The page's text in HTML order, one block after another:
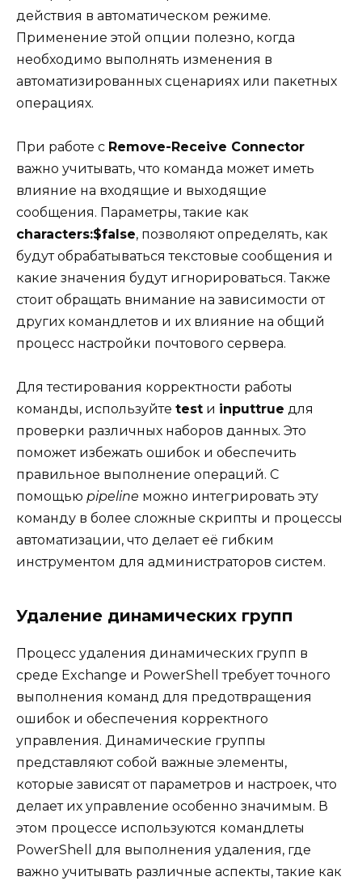
действия в автоматическом режиме.
Применение этой опции полезно, когда
необходимо выполнять изменения в
автоматизированных сценариях или пакетных
операциях.
При работе с Remove-Receive Connector
важно учитывать, что команда может иметь
влияние на входящие и выходящие
сообщения. Параметры, такие как
characters:$false, позволяют определять, как
будут обрабатываться текстовые сообщения и
какие значения будут игнорироваться. Также
стоит обращать внимание на зависимости от
других командлетов и их влияние на общий
процесс настройки почтового сервера.
Для тестирования корректности работы
команды, используйте test и inputtrue для
проверки различных наборов данных. Это
поможет избежать ошибок и обеспечить
правильное выполнение операций. С
помощью pipeline можно интегрировать эту
команду в более сложные скрипты и процессы
автоматизации, что делает её гибким
инструментом для администраторов систем.
Удаление динамических групп
Процесс удаления динамических групп в
среде Exchange и PowerShell требует точного
выполнения команд для предотвращения
ошибок и обеспечения корректного
управления. Динамические группы
представляют собой важные элементы,
которые зависят от параметров и настроек, что
делает их управление особенно значимым. В
этом процессе используются командлеты
PowerShell для выполнения удаления, где
важно учитывать различные аспекты, такие как